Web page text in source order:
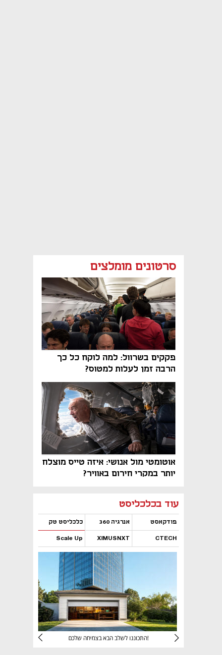
סרטונים מומלצים
פקקים בשרוול: למה לוקח כל כך
הרבה זמן לעלות למטוס?
אוטומטי מול אנושי: איזה טייס מוצלח
יותר במקרי חירום באוויר?
עוד בכלכליסט
פודקאסט אנרגיה 360 כלכליסט טק
CTECH
XIMUSNXT
Scale Up
נפתח בכרטיסייה חדשה
התכוננו לשלב הבא בצמיחה שלכם!
נפתח בכרטיסייה חדשה